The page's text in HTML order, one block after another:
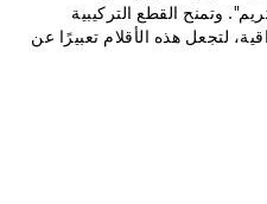
وتمنح القطع التركيبية
لتجعل هذه الأقلام تعبيرًا عن